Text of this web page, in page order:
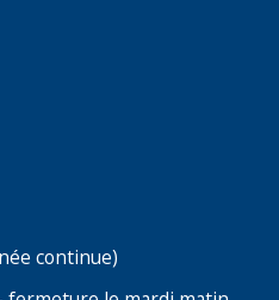
continue)